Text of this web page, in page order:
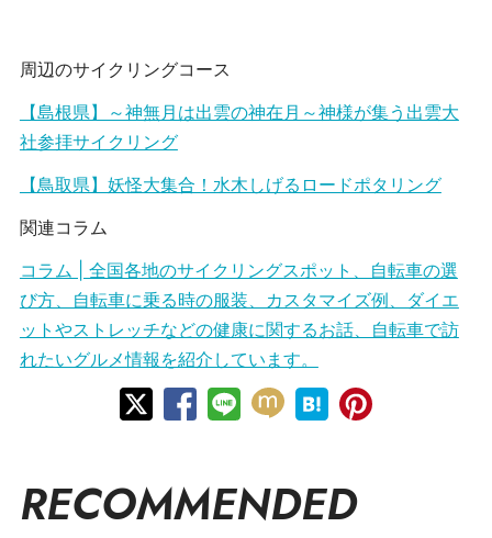
周辺のサイクリングコース
【島根県】～神無月は出雲の神在月～神様が集う出雲大
社参拝サイクリング
【鳥取県】妖怪大集合！水木しげるロードポタリング
関連コラム
コラム | 全国各地のサイクリングスポット、自転車の選
び方、自転車に乗る時の服装、カスタマイズ例、ダイエ
ットやストレッチなどの健康に関するお話、自転車で訪
れたいグルメ情報を紹介しています。
RECOMMENDED